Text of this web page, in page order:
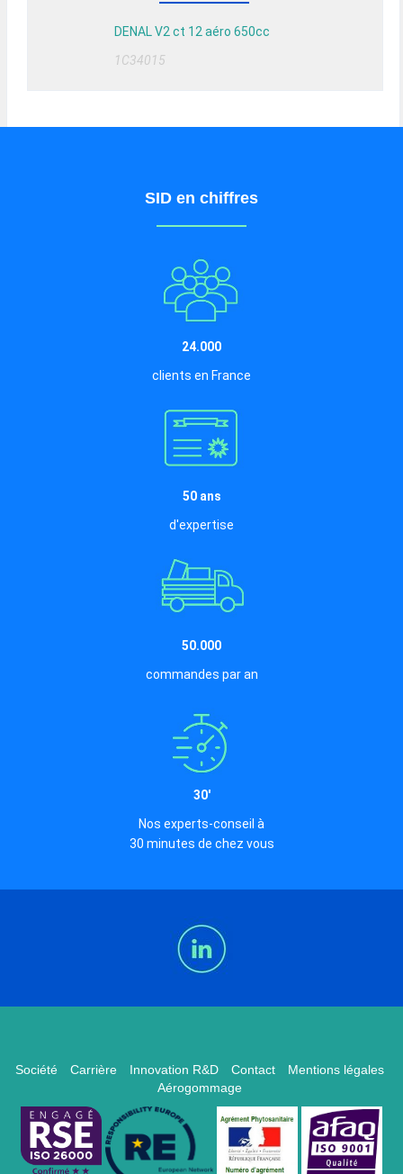
DENAL V2 ct 12 aéro 650cc
1C34015
SID en chiffres
24.000
clients en France
50 ans
d'expertise
50.000
commandes par an
30'
Nos experts-conseil à
30 minutes de chez vous
Société Carrière Innovation R&D Contact
Mentions légales
Aérogommage